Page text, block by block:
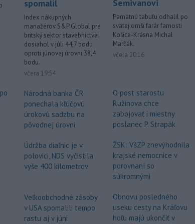
spomalil
Index nákupných
manažérov S&P Global pre
britský sektor stavebníctva
dosiahol v júli 44,7 bodu
oproti júnovej úrovni 38,4
bodu.
včera 19:54
Národná banka ČR
ponechala kľúčovú
úrokovú sadzbu na
pôvodnej úrovni
Údržba diaľnic je v
polovici, NDS vyčistila
vyše 400 kilometrov
Veľkoobchodné zásoby
v USA spomalili tempo
rastu aj v júni
Semivanovi
Pamätnú tabuľu odhalil po
svätej omši farár farnosti
Košice-Krásna Michal
Marčák.
včera 20:16
O post starostu
Ružinova chce
zabojovať i miestny
poslanec P. Strapák
ŽSK: VšZP znevýhodnila
krajské nemocnice v
porovnaní so
súkromnými
Obnovu posledného
úseku cesty na Kráľovu
hoľu majú ukončiť v